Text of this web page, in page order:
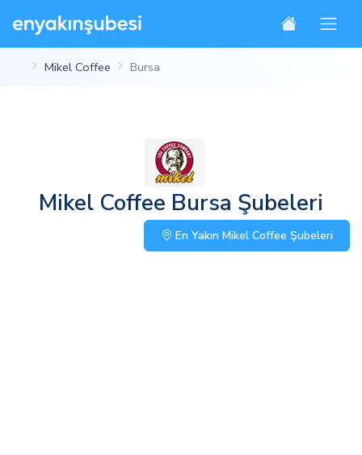
Mikel Coffee Bursa
Mikel Coffee Bursa Şubeleri
En Yakın Mikel Coffee Şubeleri